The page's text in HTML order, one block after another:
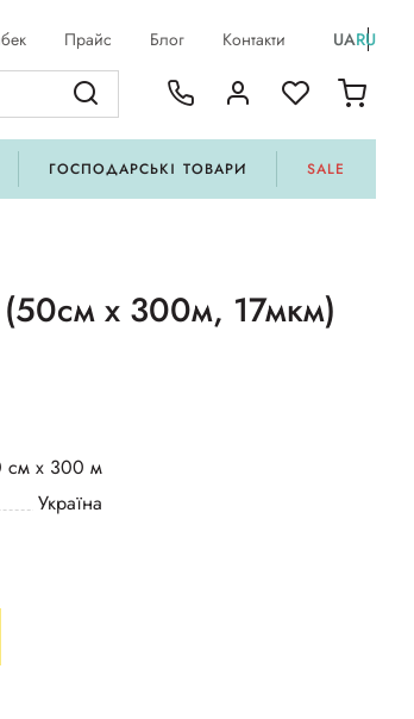
Прайс Блог Контакти UARU
ГОСПОДАРСЬКІ ТОВАРИ SALE
(50см х 300м, 17мкм)
см х 300 м
Україна